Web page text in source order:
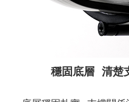
穩固底層 清楚